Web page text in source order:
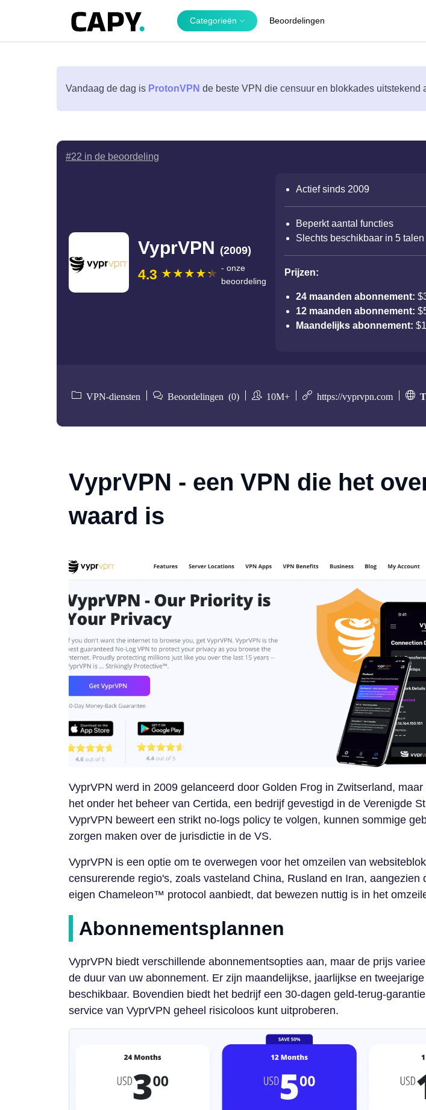
Categorieën Beoordelingen
Vandaag de dag is ProtonVPN de beste VPN die censuur en blokkades uitstekend
#22 in de beoordeling
VyprVPN (2009)
4.3
- onze
beoordeling
Actief sinds 2009
Beperkt aantal functies
Slechts beschikbaar in 5 talen
Prijzen:
24 maanden abonnement:
12 maanden abonnement:
Maandelijks abonnement:
VPN-diensten Beoordelingen (0) 10M+ https://vyprvpn.com
VyprVPN - een VPN die het
waard is
VyprVPN werd in 2009 gelanceerd door Golden Frog in Zwitserland,
het onder het beheer van Certida, een bedrijf gevestigd in de Verenigde
VyprVPN beweert een strikt no-logs policy te volgen, kunnen sommige
zorgen maken over de jurisdictie in de VS.
VyprVPN is een optie om te overwegen voor het omzeilen van
censurerende regio's, zoals vasteland China, Rusland en Iran, aangezien
eigen Chameleon™ protocol aanbiedt, dat bewezen nuttig is in het
Abonnementsplannen
VyprVPN biedt verschillende abonnementsopties aan, maar de prijs
de duur van uw abonnement. Er zijn maandelijkse, jaarlijkse en
beschikbaar. Bovendien biedt het bedrijf een 30-dagen geld-terug-
service van VyprVPN geheel risicoloos kunt uitproberen.